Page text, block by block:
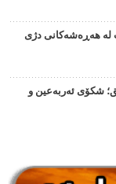
لە هەڕەشەکانی دژی
شکۆی ئەربەعین و